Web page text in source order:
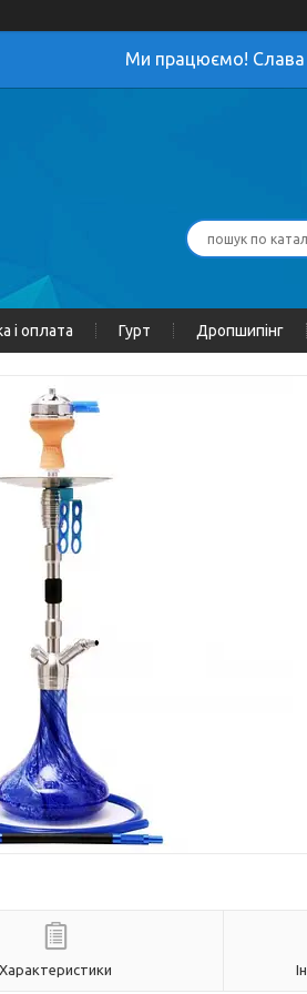
Ми працюємо! Слава
і оплата Гурт Дропшипінг
Характеристики